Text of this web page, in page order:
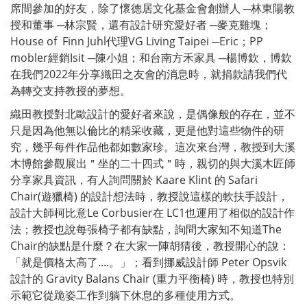
席間參加的好友，除了懷德居文化基金會創辦人 ─林東陽教
授和董事 ─林宗賢，還有設計研究愛好者 ─麥克雞塊；
House of Finn Juhl代理VG Living Taipei ─Eric；PP
mobler經銷Isit ─陳小姐；和台南方禾家具 ─楊博欽，博欽
在我們2022年分享織田之友會的消息時，就捐款請我們代
為轉交支持教授的夢想。
織田教授對北歐設計的愛好者來說，是偶像般的存在，並不
只是因為他無以倫比的精采收藏，更是他對這些物件的研
究，幾乎每件作品他都如數家珍。這次來台灣，教授到大溪
木博館參觀展出＂坐的二十四式＂時，親切的與大溪木匠師
分享家具資訊，有人詢問關於 Kaare Klint 的 Safari
Chair(遊獵椅) 的設計想法時，教授說這樣的軟扶手設計，
設計大師柯比意Le Corbusier在 LC1也運用了相似的設計作
法；教授也說每張椅子都有缺點，詢問大家知不知道The
Chair的缺點是什麼？在大家一陣胡猜後，教授開心的說：
「就是價格太高了....。」；看到挪威設計師 Peter Opsvik
設計的 Gravity Balans Chair (重力平衡椅) 時，教授也特別
示範它從跪姿工作到躺下休息的多種使用方式。